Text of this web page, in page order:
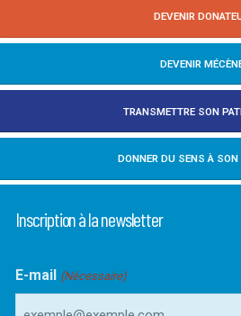
DEVENIR
DEVENIR
TRANSMETTRE SON
DONNER DU SENS À SON
Inscription à la newsletter
E-mail (Nécessaire)